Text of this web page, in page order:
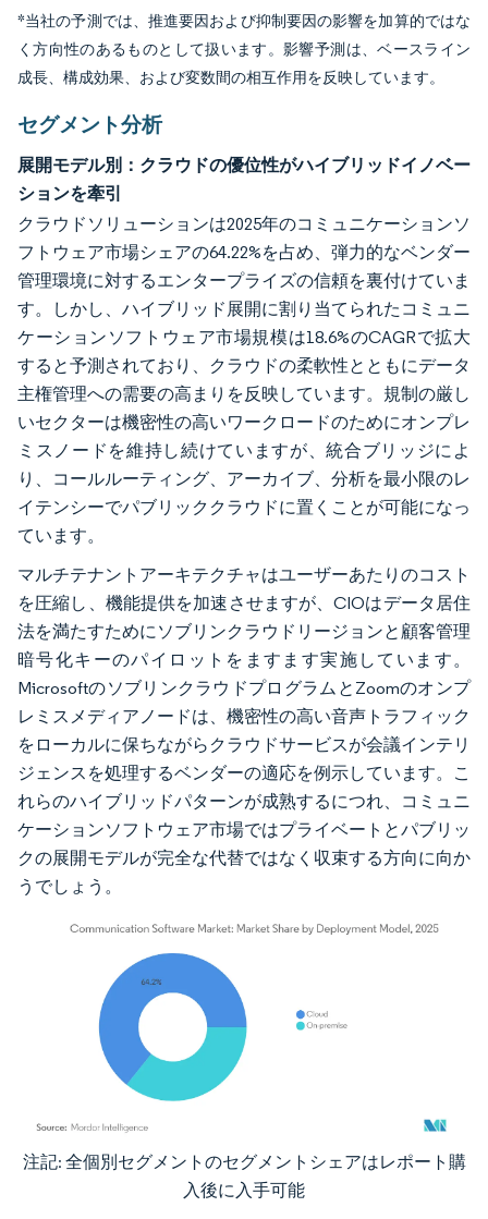
*当社の予測では、推進要因および抑制要因の影響を加算的ではな
く方向性のあるものとして扱います。影響予測は、ベースライン
成長、構成効果、および変数間の相互作用を反映しています。
セグメント分析
展開モデル別：クラウドの優位性がハイブリッドイノベー
ションを牽引
クラウドソリューションは2025年のコミュニケーションソ
フトウェア市場シェアの64.22%を占め、弾力的なベンダー
管理環境に対するエンタープライズの信頼を裏付けていま
す。しかし、ハイブリッド展開に割り当てられたコミュニ
ケーションソフトウェア市場規模は18.6%のCAGRで拡大
すると予測されており、クラウドの柔軟性とともにデータ
主権管理への需要の高まりを反映しています。規制の厳し
いセクターは機密性の高いワークロードのためにオンプレ
ミスノードを維持し続けていますが、統合ブリッジによ
り、コールルーティング、アーカイブ、分析を最小限のレ
イテンシーでパブリッククラウドに置くことが可能になっ
ています。
マルチテナントアーキテクチャはユーザーあたりのコスト
を圧縮し、機能提供を加速させますが、CIOはデータ居住
法を満たすためにソブリンクラウドリージョンと顧客管理
暗号化キーのパイロットをますます実施しています。
MicrosoftのソブリンクラウドプログラムとZoomのオンプ
レミスメディアノードは、機密性の高い音声トラフィック
をローカルに保ちながらクラウドサービスが会議インテリ
ジェンスを処理するベンダーの適応を例示しています。こ
れらのハイブリッドパターンが成熟するにつれ、コミュニ
ケーションソフトウェア市場ではプライベートとパブリッ
クの展開モデルが完全な代替ではなく収束する方向に向か
うでしょう。
画像 © Mordor Intelligence。再利用にはCC BY 4.0の表示が必要です。
注記: 全個別セグメントのセグメントシェアはレポート購
入後に入手可能